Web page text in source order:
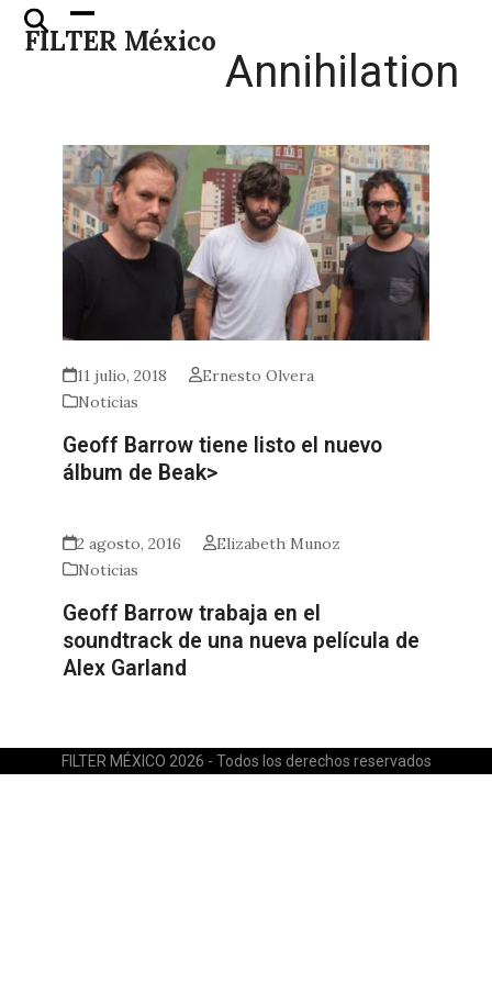
Skip
FILTER México
Open
mobile
Close
mobile
Annihilation
11 julio, 2018
Ernesto Olvera
Noticias
Geoff Barrow tiene listo el nuevo
álbum de Beak>
2 agosto, 2016
Elizabeth Munoz
Noticias
Geoff Barrow trabaja en el
soundtrack de una nueva película de
Alex Garland
FILTER MÉXICO 2026 - Todos los derechos reservados